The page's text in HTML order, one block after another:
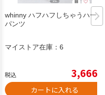
whinny ハフハフしちゃうハーフ
パンツ
マイストア在庫： 6
税込 3,666
カートに入れる